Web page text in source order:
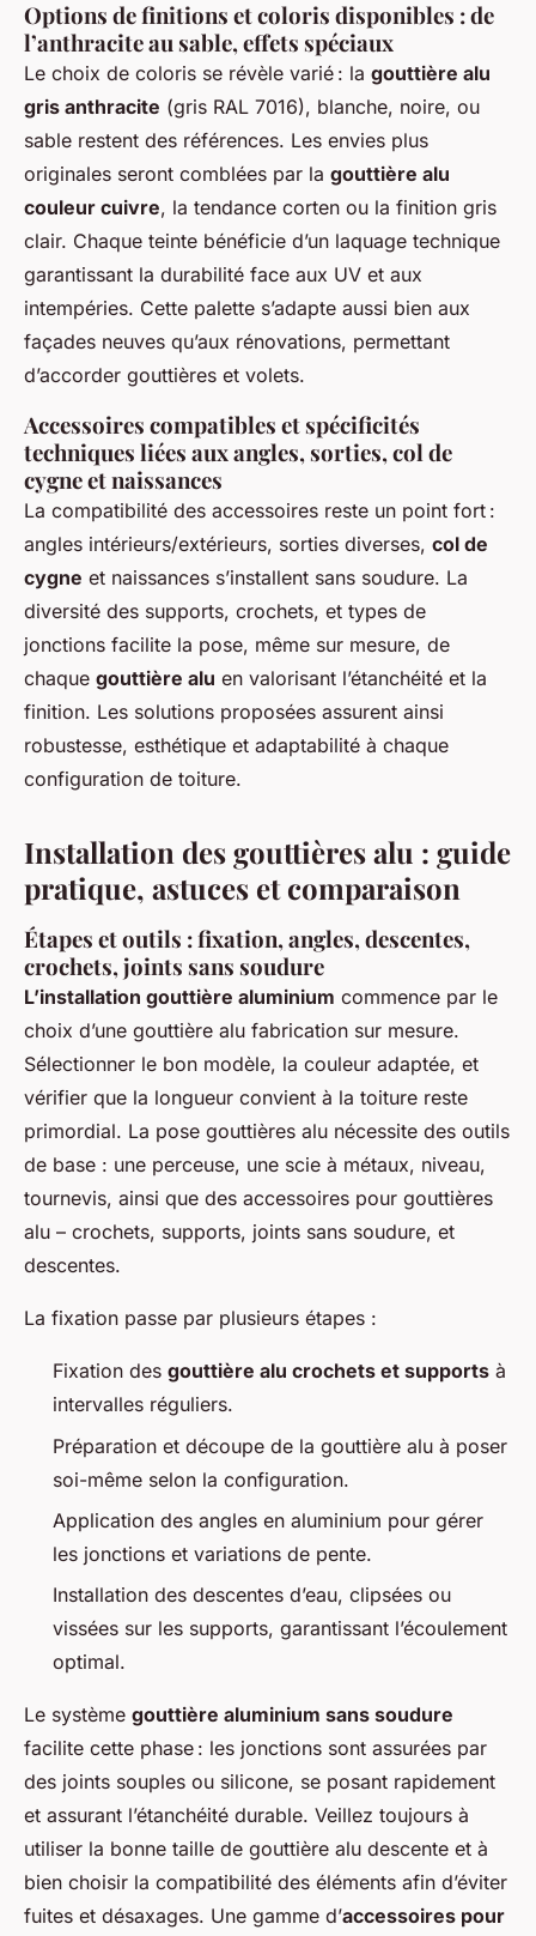
Options de finitions et coloris disponibles : de
l’anthracite au sable, effets spéciaux
Le choix de coloris se révèle varié : la gouttière alu
gris anthracite (gris RAL 7016), blanche, noire, ou
sable restent des références. Les envies plus
originales seront comblées par la gouttière alu
couleur cuivre, la tendance corten ou la finition gris
clair. Chaque teinte bénéficie d’un laquage technique
garantissant la durabilité face aux UV et aux
intempéries. Cette palette s’adapte aussi bien aux
façades neuves qu’aux rénovations, permettant
d’accorder gouttières et volets.
Accessoires compatibles et spécificités
techniques liées aux angles, sorties, col de
cygne et naissances
La compatibilité des accessoires reste un point fort :
angles intérieurs/extérieurs, sorties diverses, col de
cygne et naissances s’installent sans soudure. La
diversité des supports, crochets, et types de
jonctions facilite la pose, même sur mesure, de
chaque gouttière alu en valorisant l’étanchéité et la
finition. Les solutions proposées assurent ainsi
robustesse, esthétique et adaptabilité à chaque
configuration de toiture.
Installation des gouttières alu : guide
pratique, astuces et comparaison
Étapes et outils : fixation, angles, descentes,
crochets, joints sans soudure
L’installation gouttière aluminium commence par le
choix d’une gouttière alu fabrication sur mesure.
Sélectionner le bon modèle, la couleur adaptée, et
vérifier que la longueur convient à la toiture reste
primordial. La pose gouttières alu nécessite des outils
de base : une perceuse, une scie à métaux, niveau,
tournevis, ainsi que des accessoires pour gouttières
alu – crochets, supports, joints sans soudure, et
descentes.
La fixation passe par plusieurs étapes :
Fixation des gouttière alu crochets et supports à
intervalles réguliers.
Préparation et découpe de la gouttière alu à poser
soi-même selon la configuration.
Application des angles en aluminium pour gérer
les jonctions et variations de pente.
Installation des descentes d’eau, clipsées ou
vissées sur les supports, garantissant l’écoulement
optimal.
Le système gouttière aluminium sans soudure
facilite cette phase : les jonctions sont assurées par
des joints souples ou silicone, se posant rapidement
et assurant l’étanchéité durable. Veillez toujours à
utiliser la bonne taille de gouttière alu descente et à
bien choisir la compatibilité des éléments afin d’éviter
fuites et désaxages. Une gamme d’accessoires pour